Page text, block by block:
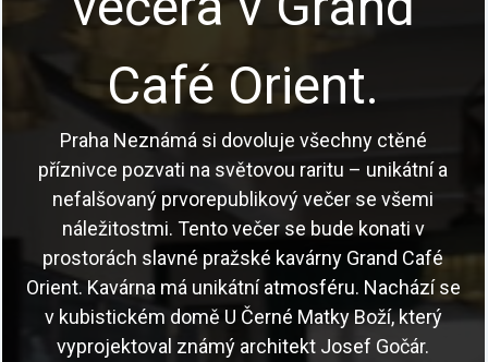
Café Orient.
Praha Neznámá si dovoluje všechny ctěné
příznivce pozvati na světovou raritu – unikátní a
nefalšovaný prvorepublikový večer se všemi
náležitostmi. Tento večer se bude konati v
prostorách slavné pražské kavárny Grand Café
Orient. Kavárna má unikátní atmosféru. Nachází se
v kubistickém domě U Černé Matky Boží, který
vyprojektoval známý architekt Josef Gočár.